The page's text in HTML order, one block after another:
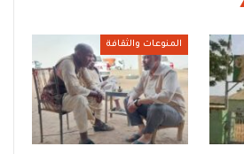
المنوعات والثقافة